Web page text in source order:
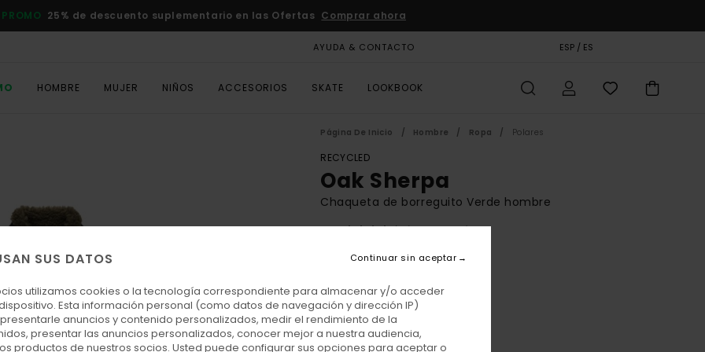
PROMO 25% de descuento suplementario en las Ofertas Comprar ahora
AYUDA & CONTACTO ESP / ES
HOMBRE MUJER NIÑOS ACCESORIOS SKATE LOOKBOOK
Página De Inicio Hombre Ropa Polares
RECYCLED
Oak Sherpa
Chaqueta de borreguito Verde hombre
4.9
ECO-BONUS
67,50 €
OFERTAS
DOBLE PROMO -25% EXTRA
SUS DATOS
utilizamos cookies o la tecnología correspondiente para almacenar y/o acceder
Esta información personal (como datos de navegación y dirección IP)
anuncios y contenido personalizados, medir el rendimiento de la
presentar las anuncios personalizados, conocer mejor a nuestra audiencia,
productos de nuestros socios. Usted puede configurar sus opciones para aceptar o
Continuar sin aceptar